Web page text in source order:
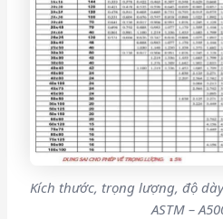
Kích thước, trọng lượng, độ
ASTM –